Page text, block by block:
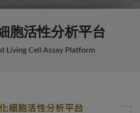
胞活性分析平台
Living Cell Assay Platform